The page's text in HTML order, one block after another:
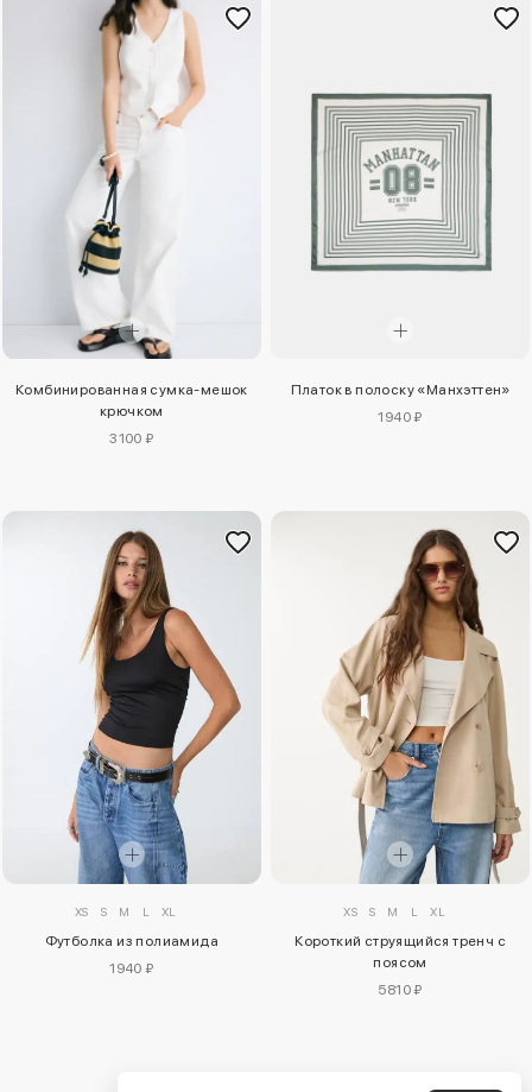
Комбинированная сумка-мешок
крючком
3100 ₽
Платок в полоску «Манхэттен»
1940 ₽
XS S M L XL
Футболка из полиамида
1940 ₽
XS S M L XL
Короткий струящийся тренч с
поясом
5810 ₽